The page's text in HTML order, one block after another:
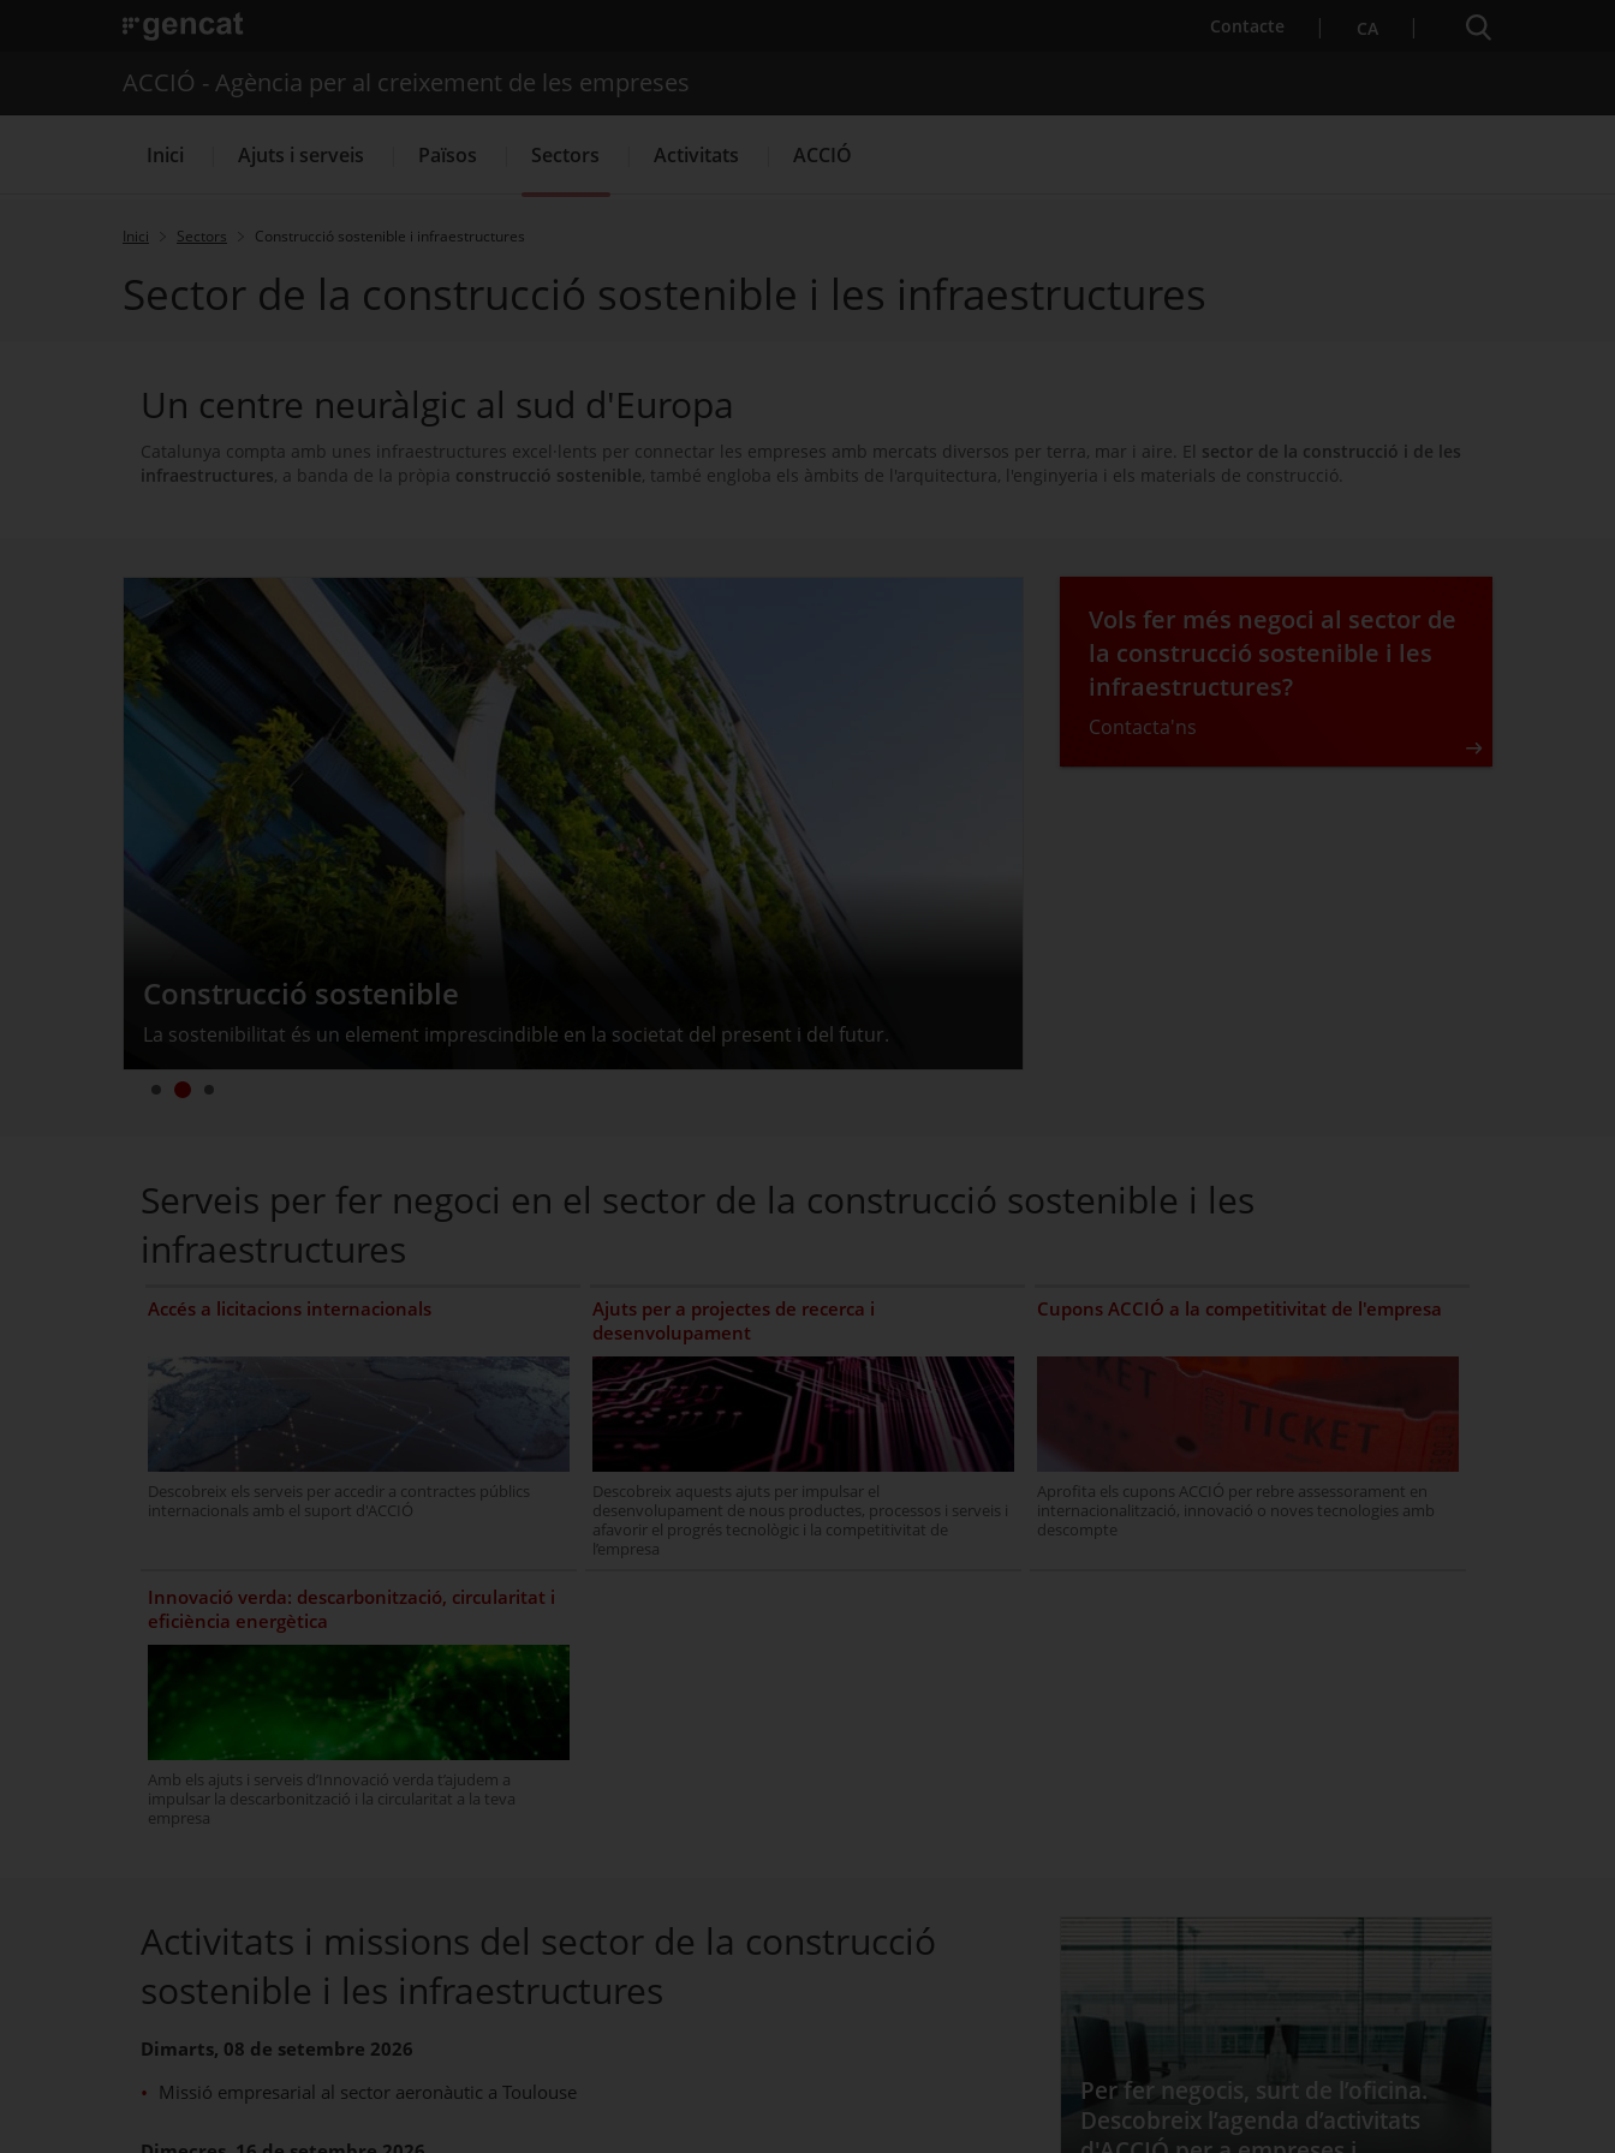
. Obre en una nova finestra. Contacte . Obre en una nova finestra.
CA Cercador
Cercador
Serveis d'internacionalització Serveis d'innovació Convocatòries d'ajuts obertes Últimes notícies
ACCIÓ - Agència per al creixement de les empreses
Inici Ajuts i serveis Països Sectors Activitats ACCIÓ
Inici Sectors Construcció sostenible i infraestructures
Sector de la construcció sostenible i les infraestructures
Un centre neuràlgic al sud d'Europa
Catalunya compta amb unes infraestructures excel·lents per connectar les empreses amb mercats diversos per terra, mar i aire. El sector de la construcció i de les
infraestructures, a banda de la pròpia construcció sostenible, també engloba els àmbits de l'arquitectura, l'enginyeria i els materials de construcció.
Construcció sostenible
La sostenibilitat és un element imprescindible en la societat del present i del futur.
Vols fer més negoci al sector de
la construcció sostenible i les
infraestructures?
Contacta'ns
Serveis per fer negoci en el sector de la construcció sostenible i les
infraestructures
Accés a licitacions internacionals
Descobreix els serveis per accedir a contractes públics
internacionals amb el suport d'ACCIÓ
Ajuts per a projectes de recerca i
desenvolupament
Descobreix aquests ajuts per impulsar el
desenvolupament de nous productes, processos i serveis i
afavorir el progrés tecnològic i la competitivitat de
l’empresa
Cupons ACCIÓ a la competitivitat de l'empresa
Aprofita els cupons ACCIÓ per rebre assessorament en
internacionalització, innovació o noves tecnologies amb
descompte
Innovació verda: descarbonització, circularitat i
eficiència energètica
Amb els ajuts i serveis d’Innovació verda t’ajudem a
impulsar la descarbonització i la circularitat a la teva
empresa
Activitats i missions del sector de la construcció
sostenible i les infraestructures
Dimarts, 08 de setembre 2026
Missió empresarial al sector aeronàutic a Toulouse
Per fer negocis, surt de l’oficina.
Descobreix l’agenda d’activitats